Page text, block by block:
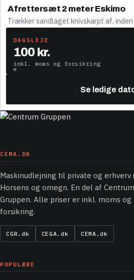
Afrettersæt 2 meter Eskimo
Trækker sandlaget knivskarpt af,
DAGSLEJE
100 kr.
inkl. moms og forsikring
Se ledige
CEMA.DK
Maskinudlejning til private og erhverv i
Horsens og omegn. En del af Centrum
Gruppen. Alle priser er inkl. moms og
forsikring.
CGR.dk CEGA.dk CEMA.dk
POPULÆRE